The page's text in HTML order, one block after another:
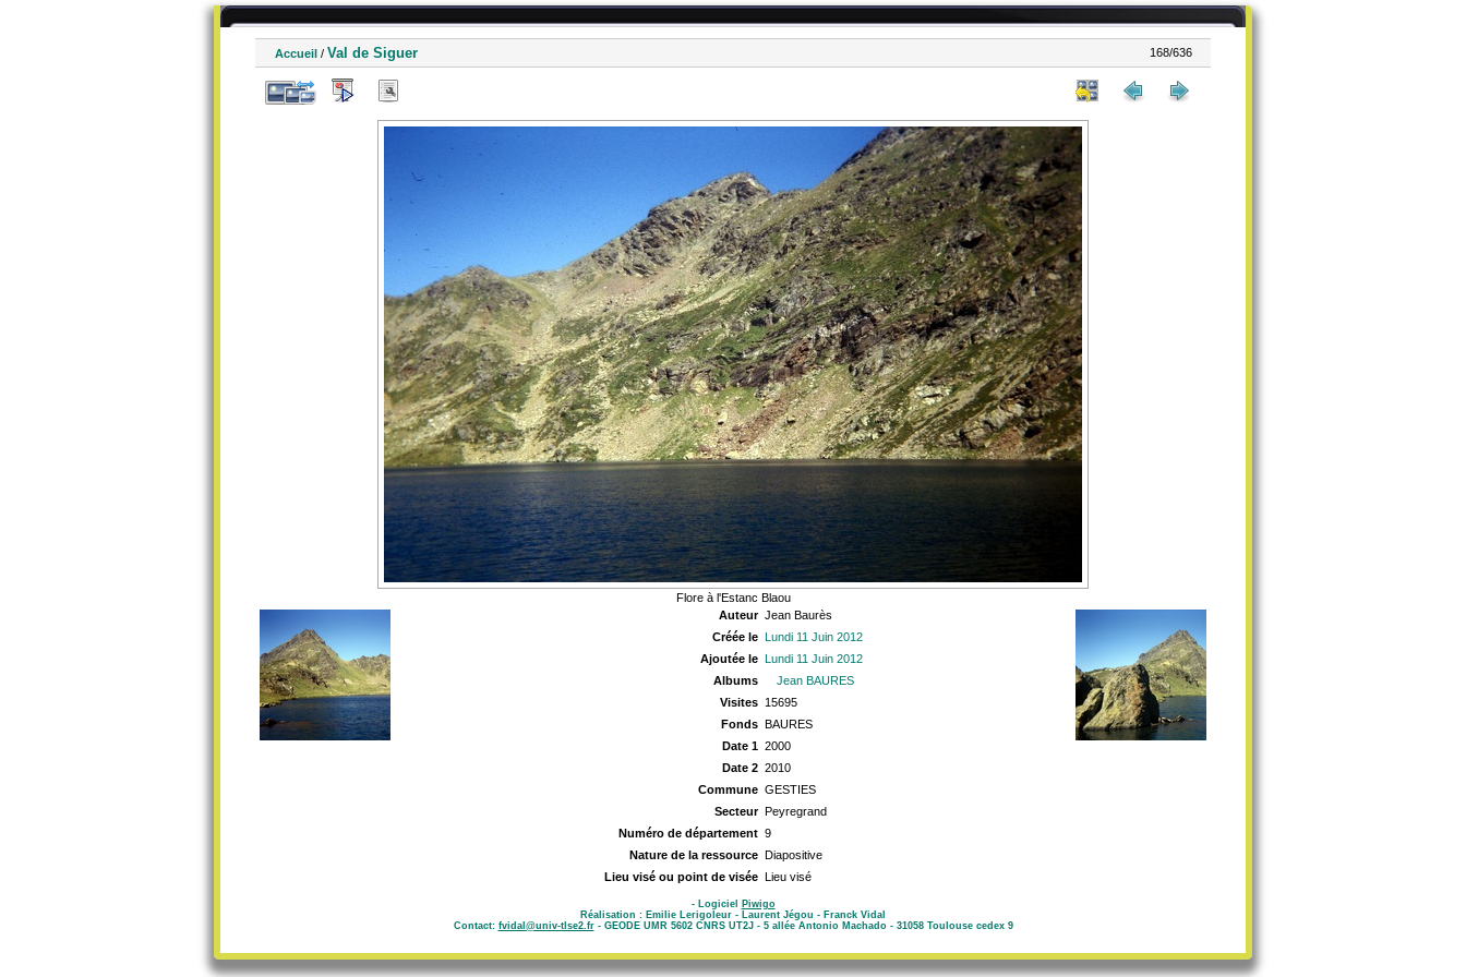
Accueil / Val de Siguer 168/636
Flore à l'Estanc Blaou
Auteur Jean Baurès
Créée le Lundi 11 Juin 2012
Ajoutée le Lundi 11 Juin 2012
Albums
Jean BAURES
Visites 15695
Fonds BAURES
Date 1 2000
Date 2 2010
Commune GESTIES
Secteur Peyregrand
Numéro de département 9
Nature de la ressource Diapositive
Lieu visé ou point de visée Lieu visé
- Logiciel
Piwigo
Réalisation : Emilie Lerigoleur - Laurent Jégou - Franck Vidal
Contact: fvidal@univ-tlse2.fr- GEODE UMR 5602 CNRS UT2J - 5 allée Antonio Machado - 31058 Toulouse cedex 9